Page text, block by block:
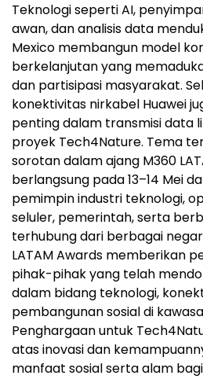
Teknologi seperti AI,
awan, dan analisis data
Mexico membangun model
berkelanjutan yang
dan partisipasi masyarakat.
konektivitas nirkabel Huawei
penting dalam transmisi data
proyek Tech4Nature. Tema
sorotan dalam ajang M360
berlangsung pada 13–14 Mei
pemimpin industri teknologi,
seluler, pemerintah, serta
terhubung dari berbagai
LATAM Awards memberikan
pihak-pihak yang telah
dalam bidang teknologi,
pembangunan sosial di
Penghargaan untuk
atas inovasi dan
manfaat sosial serta alam